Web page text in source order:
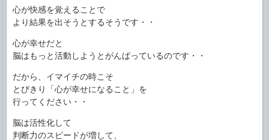
心が快感を覚えることで
より結果を出そうとするそうです・・
心が幸せだと
脳はもっと活動しようとがんばっているのです・・
だから、イマイチの時こそ
とびきり「心が幸せになること」を
行ってください・・
脳は活性化して
判断力のスピードが増して、